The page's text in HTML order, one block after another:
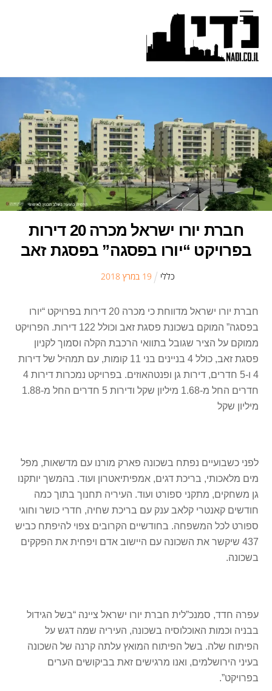
content
Menu
חברת יורו ישראל מכרה 20 דירות
בפרויקט “יורו בפסגה” בפסגת זאב
כללי 19 במרץ 2018
חברת יורו ישראל מדווחת כי מכרה 20 דירות בפרויקט “יורו
בפסגה” המוקם בשכונת פסגת זאב וכולל 122 דירות. הפרויקט
ממוקם על הציר שגובל בתוואי הרכבת הקלה וסמוך לקניון
פסגת זאב, כולל 4 בניינים בני 11 קומות, עם תמהיל של דירות
4 ו-5 חדרים, דירות גן ופנטהאוזים. בפרויקט נמכרות דירות 4
חדרים החל מ-1.68 מיליון שקל ודירות 5 חדרים החל מ-1.88
מיליון שקל
לפני כשבועיים נפתח בשכונה פארק מורנו עם מדשאות, מפל
מים מלאכותי, בריכת דגים, אמפיתיאטרון ועוד. בהמשך יותקנו
גן משחקים, מתקני ספורט ועוד. העיריה תחנוך בתוך כמה
חודשים קאנטרי קלאב ענק עם בריכת שחיה, חדרי כושר וחוגי
ספורט לכל המשפחה. בחודשיים הקרובים צפוי להיפתח כביש
437 שיקשר את השכונה עם היישוב אדם ויפחית את הפקקים
בשכונה.
עפרה חדד, סמנכ”לית חברת יורו ישראל ציינה “בשל הגידול
בבניה וכמות האוכלוסיה בשכונה, העיריה שמה דגש על
הפיתוח שלה. בשל הפיתוח המואץ עלתה קרנה של השכונה
בעיני הירושלמים, ואנו מרגישים זאת בביקושים הערים
בפרויקט”.